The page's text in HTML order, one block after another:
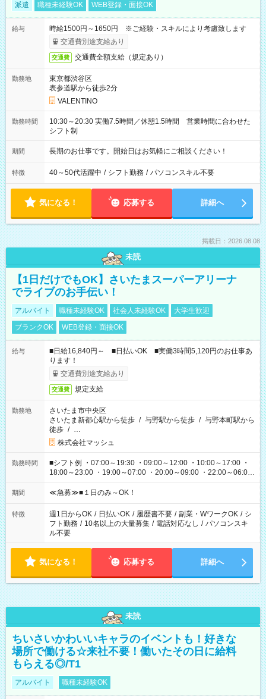
派遣 職種未経験OK WEB登録・面接OK
給与
時給1500円～1650円 ※ご経験・スキルにより考慮致します
交通費別途支給あり
交通費 交通費全額支給（規定あり）
勤務地
東京都渋谷区
表参道駅から徒歩2分
VALENTINO
勤務時間
10:30～20:30 実働7.5時間／休憩1.5時間 営業時間に合わせた
シフト制
期間 長期のお仕事です。開始日はお気軽にご相談ください！
特徴 40～50代活躍中 / シフト勤務 / パソコンスキル不要
気になる！ 応募する 詳細へ
掲載日：2026.08.08
未読
【1日だけでもOK】さいたまスーパーアリーナ
でライブのお手伝い！
アルバイト 職種未経験OK 社会人未経験OK
大学生歓迎
ブランクOK
WEB登録・面接OK
給与
■日給16,840円～ ■日払いOK ■実働3時間5,120円のお仕事あ
ります！
交通費別途支給あり
交通費 規定支給
勤務地
さいたま市中央区
さいたま新都心駅から徒歩 / 与野駅から徒歩 / 与野本町駅から
徒歩 / …
株式会社マッシュ
勤務時間
■シフト例 ・07:00～19:30 ・09:00～12:00 ・10:00～17:00 ・
18:00～23:00 ・19:00～07:00 ・20:00～09:00 ・22:00～06:00
etc ★最短で3時間で5,120円のお仕事から 15時間で2万円近く稼
げるお仕事も！ ご希望のお時間に合わせてご紹介！ ※シフトは
ください！
期間 ≪急募≫■１日のみ～OK！
特徴 週1日からOK / 日払いOK / 履歴書不要 / 副業・WワークOK / シ
フト勤務 / 10名以上の大量募集 / 電話対応なし / パソコンスキ
ル不要
気になる！ 応募する 詳細へ
未読
ちいさいかわいいキャラのイベントも！好きな
場所で働ける☆来社不要！働いたその日に給料
もらえる◎/T1
アルバイト 職種未経験OK